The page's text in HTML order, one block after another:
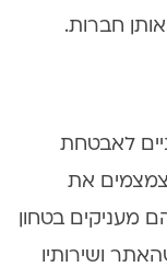
חברות.
לאבטחת
את
מעניקים בטחון
ושירותיו